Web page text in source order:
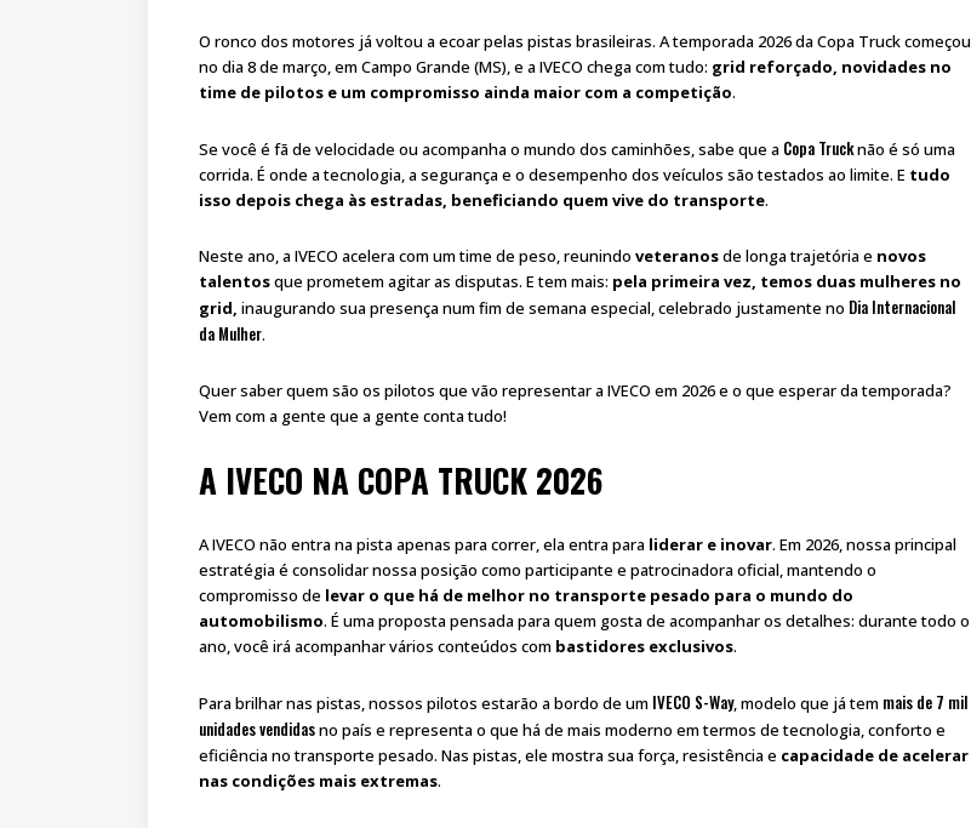
O ronco dos motores já voltou a ecoar pelas pistas brasileiras. A temporada 2026 da Copa Truck começou
no dia 8 de março, em Campo Grande (MS), e a IVECO chega com tudo: grid reforçado, novidades no
time de pilotos e um compromisso ainda maior com a competição.
Se você é fã de velocidade ou acompanha o mundo dos caminhões, sabe que a Copa Trucknão é só uma
corrida. É onde a tecnologia, a segurança e o desempenho dos veículos são testados ao limite. E tudo
isso depois chega às estradas, beneficiando quem vive do transporte.
Neste ano, a IVECO acelera com um time de peso, reunindo veteranosde longa trajetória e novos
talentosque prometem agitar as disputas. E tem mais: pela primeira vez, temos duas mulheres no
grid, inaugurando sua presença num fim de semana especial, celebrado justamente no Dia Internacional
da Mulher.
Quer saber quem são os pilotos que vão representar a IVECO em 2026 e o que esperar da temporada?
Vem com a gente que a gente conta tudo!
A IVECO NA COPA TRUCK 2026
A IVECO não entra na pista apenas para correr, ela entra para liderar e inovar. Em 2026, nossa principal
estratégia é consolidar nossa posição como participante e patrocinadora oficial, mantendo o
compromisso de levar o que há de melhor no transporte pesado para o mundo do
automobilismo. É uma proposta pensada para quem gosta de acompanhar os detalhes: durante todo o
ano, você irá acompanhar vários conteúdos com bastidores exclusivos.
Para brilhar nas pistas, nossos pilotos estarão a bordo de um IVECO S-Way, modelo que já tem mais de 7 mil
unidades vendidasno país e representa o que há de mais moderno em termos de tecnologia, conforto e
eficiência no transporte pesado. Nas pistas, ele mostra sua força, resistência e capacidade de acelerar
nas condições mais extremas.